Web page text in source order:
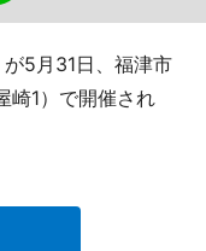
5月31日、福津市
崎1）で開催され